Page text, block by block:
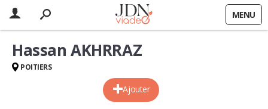
MENU
Ajouter
Hassan AKHRRAZ
POITIERS